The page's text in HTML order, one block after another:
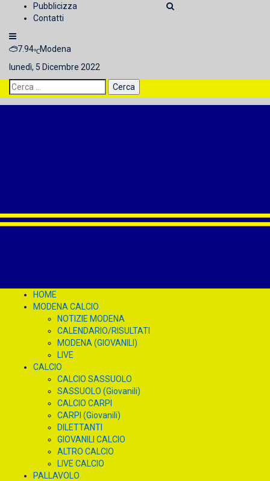
Pubblicizza
Contatti
7.94℃Modena
lunedì, 5 Dicembre 2022
Ricerca
per:
HOME
MODENA CALCIO
NOTIZIE MODENA
CALENDARIO/RISULTATI
MODENA (GIOVANILI)
LIVE
CALCIO
CALCIO SASSUOLO
SASSUOLO (Giovanili)
CALCIO CARPI
CARPI (Giovanili)
DILETTANTI
GIOVANILI CALCIO
ALTRO CALCIO
LIVE CALCIO
PALLAVOLO